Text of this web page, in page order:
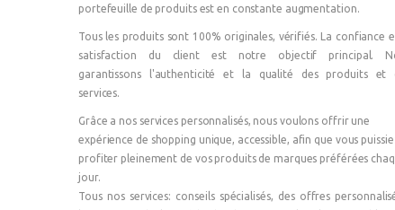
portefeuille de produits est en constante augmentation.
Tous les produits sont 100% originales, vérifiés. La confiance
satisfaction du client est notre objectif principal.
garantissons l'authenticité et la qualité des produits et
services.
Grâce a nos services personnalisés, nous voulons offrir une
expérience de shopping unique, accessible, afin que vous
profiter pleinement de vos produits de marques préférées
jour.
Tous nos services: conseils spécialisés, des offres